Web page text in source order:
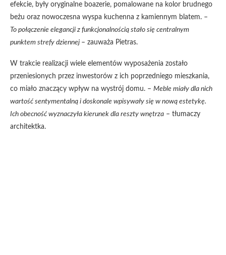
efekcie, były oryginalne boazerie, pomalowane na kolor brudnego
beżu oraz nowoczesna wyspa kuchenna z kamiennym blatem. –
To połączenie elegancji z funkcjonalnością stało się centralnym
punktem strefy dziennej – zauważa Pietras.
W trakcie realizacji wiele elementów wyposażenia zostało
przeniesionych przez inwestorów z ich poprzedniego mieszkania,
co miało znaczący wpływ na wystrój domu. – Meble miały dla nich
wartość sentymentalną i doskonale wpisywały się w nową estetykę.
Ich obecność wyznaczyła kierunek dla reszty wnętrza – tłumaczy
architektka.